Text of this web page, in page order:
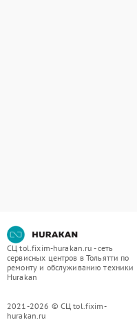
СЦ tol.fixim-hurakan.ru - сеть
сервисных центров в Тольятти по
ремонту и обслуживанию техники
Hurakan
2021-2026 © СЦ tol.fixim-
hurakan.ru